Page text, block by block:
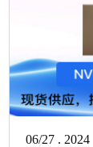
06/27 . 2024